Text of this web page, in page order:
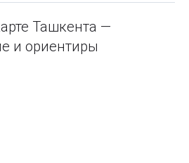
Ташкента —
и ориентиры